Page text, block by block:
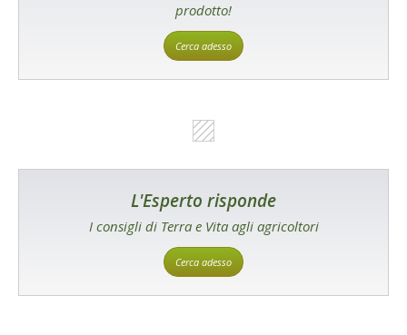
prodotto!
Cerca adesso
L'Esperto risponde
I consigli di Terra e Vita agli agricoltori
Cerca adesso